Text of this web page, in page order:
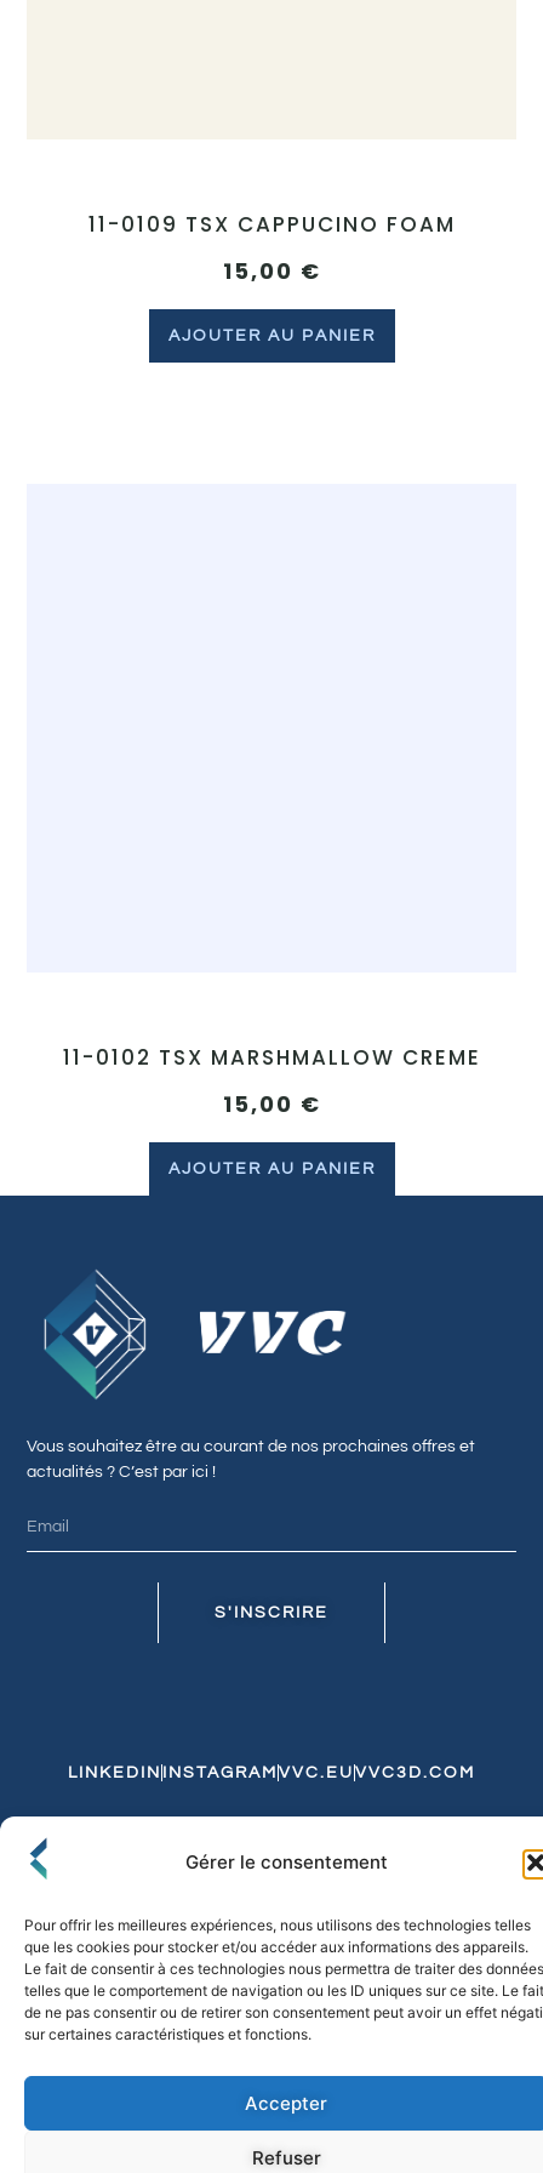
Gérer le consentement
Pour offrir les meilleures expériences, nous utilisons des technologies telles
que les cookies pour stocker et/ou accéder aux informations des appareils.
Le fait de consentir à ces technologies nous permettra de traiter des données
telles que le comportement de navigation ou les ID uniques sur ce site. Le fait
de ne pas consentir ou de retirer son consentement peut avoir un effet
sur certaines caractéristiques et fonctions.
Accepter
Refuser
11-0109 TSX CAPPUCINO FOAM
15,00 €
AJOUTER AU PANIER
11-0102 TSX MARSHMALLOW CREME
15,00 €
AJOUTER AU PANIER
Vous souhaitez être au courant de nos prochaines offres et
actualités ? C’est par ici !
S'INSCRIRE
LINKEDIN INSTAGRAM VVC.EU VVC3D.COM
Politique de Confidentialité et de CookiesExpédition et Livraison
© 2026 FLO & CO. All Rights Reserved